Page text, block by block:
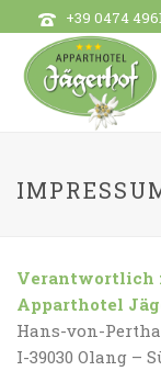
+39 0474
Verantwortlich
Apparthotel
Hans-von-
I-39030 Olang –